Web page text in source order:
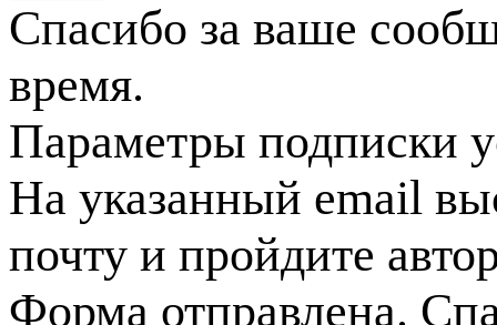
Спасибо за ваше
время.
Параметры подписки
На указанный email
почту и пройдите
Форма отправлена.